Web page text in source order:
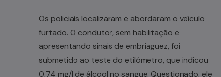
Os policiais localizaram e abordaram o veículo
furtado. O condutor, sem habilitação e
apresentando sinais de embriaguez, foi
submetido ao teste do etilômetro, que indicou
0,74 mg/l de álcool no sangue. Questionado, ele